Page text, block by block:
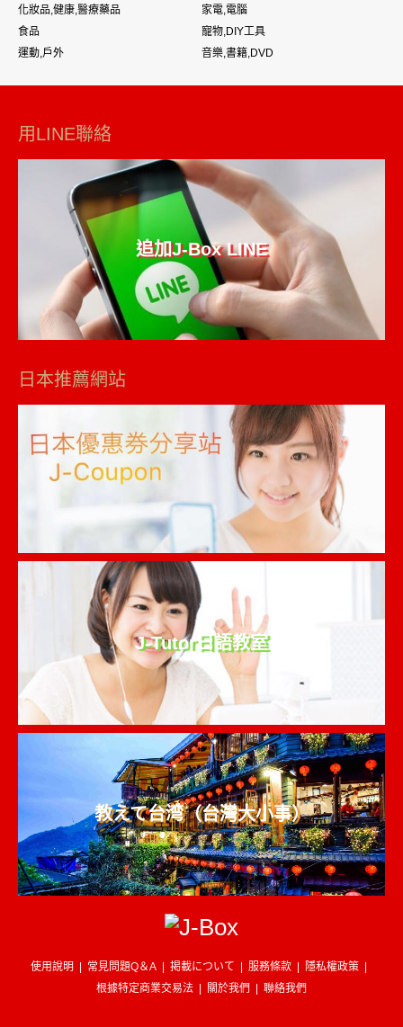
化妝品,健康,醫療藥品
家電,電腦
食品
寵物,DIY工具
運動,戶外
音樂,書籍,DVD
用LINE聯絡
追加J-Box LINE
日本推薦網站
J-Tutor日語教室
教えて台湾（台灣大小事）
使用說明 常見問題Q＆A 掲載について 服務條款
隱私權政策
根據特定商業交易法
關於我們 聯絡我們